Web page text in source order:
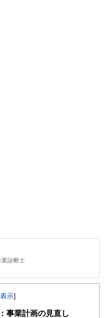
業診断士
ントオフィス代表
ミナー講師、本やコラムの執筆等
て、明日の子どもたちが希望を持
示]
事業計画の見直し